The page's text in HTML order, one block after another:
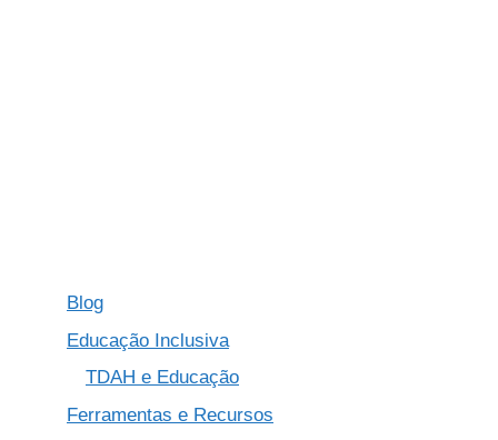
Blog
Educação Inclusiva
TDAH e Educação
Ferramentas e Recursos